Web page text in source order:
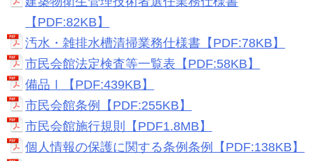
【PDF:82KB】
汚水・雑排水槽清掃業務仕様書【PDF:78KB】
市民会館法定検査等一覧表【PDF:58KB】
備品Ⅰ【PDF:439KB】
市民会館条例【PDF:255KB】
市民会館施行規則【PDF1.8MB】
個人情報の保護に関する条例条例【PDF:138KB】